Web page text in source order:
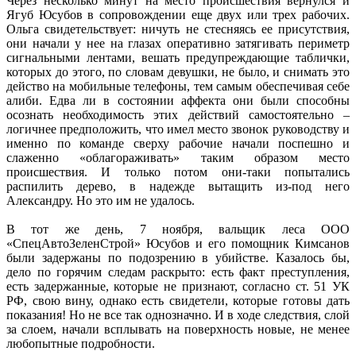
Ягуб Юсубов в сопровождении еще двух или трех рабочих.
Ольга свидетельствует: ничуть не стесняясь ее присутствия,
они начали у нее на глазах оперативно затягивать периметр
сигнальными лентами, вешать предупреждающие таблички,
которых до этого, по словам девушки, не было, и снимать это
действо на мобильные телефоны, тем самым обеспечивая себе
алиби. Едва ли в состоянии аффекта они были способны
осознать необходимость этих действий самостоятельно –
логичнее предположить, что имел место звонок руководству и
именно по команде сверху рабочие начали поспешно и
слаженно «облагораживать» таким образом место
происшествия. И только потом они-таки попытались
распилить дерево, в надежде вытащить из-под него
Александру. Но это им не удалось.
В тот же день, 7 ноября, вальщик леса ООО
«СпецАвтоЗеленСтрой» Юсубов и его помощник Кимсанов
были задержаны по подозрению в убийстве. Казалось бы,
дело по горячим следам раскрыто: есть факт преступления,
есть задержанные, которые не признают, согласно ст. 51 УК
РФ, свою вину, однако есть свидетели, которые готовы дать
показания! Но не все так однозначно. И в ходе следствия, слой
за слоем, начали всплывать на поверхность новые, не менее
любопытные подробности.